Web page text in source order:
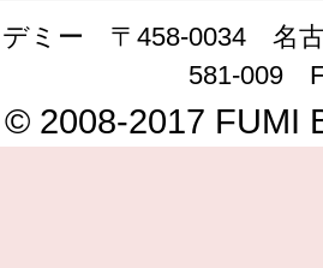
ミー 〒458-0034 名
581-009
2008-2017 FUMI